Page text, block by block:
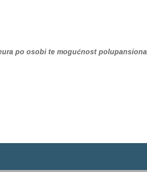
po osobi te mogućnost polupansiona